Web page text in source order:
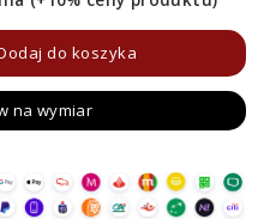
do koszyka
na wymiar